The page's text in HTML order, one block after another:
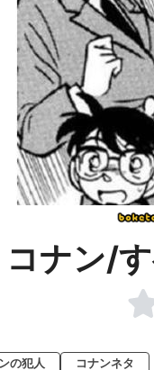
コナン/
の犯人 コナンネタ